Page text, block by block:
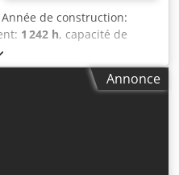
Année de construction:
1 242 h, capacité de
mât:duplex, hauteur de
+ modèle : BT SWE 200 *
Dedpfx Ajzr Rh
Mât : 2W2150
Annonce